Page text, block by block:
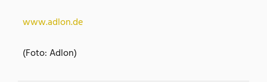
www.adlon.de
(Foto: Adlon)